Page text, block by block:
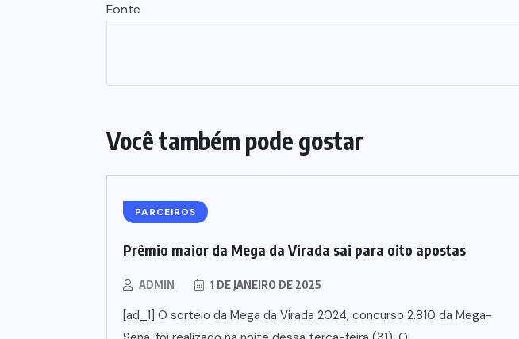
Fonte
Você também pode gostar
PARCEIROS
Prêmio maior da Mega da Virada sai para oito apostas
ADMIN 1 DE JANEIRO DE 2025
[ad_1] O sorteio da Mega da Virada 2024, concurso 2.810 da Mega-